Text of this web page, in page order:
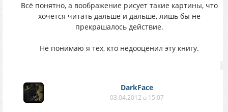
Всё понятно, а воображение рисует такие картины, что
хочется читать дальше и дальше, лишь бы не
прекрашалось действие.
Не понимаю я тех, кто недооценил эту книгу.
DarkFace
03.04.2012 в 15:07